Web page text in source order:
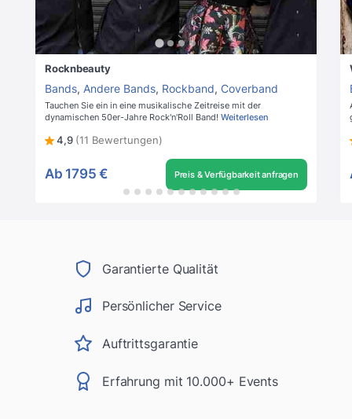
Rocknbeauty
Bands, Andere Bands, Rockband, Coverband
Tauchen Sie ein in eine musikalische Zeitreise mit der
dynamischen 50er-Jahre Rock'n'Roll Band! Weiterlesen
4,9 (11 Bewertungen)
Ab 1795 € Preis & Verfügbarkeit anfragen
Garantierte Qualität
Persönlicher Service
Auftrittsgarantie
Erfahrung mit 10.000+ Events